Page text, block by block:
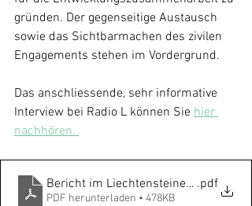
gründen. Der gegenseitige Austausch
sowie das Sichtbarmachen des zivilen
Engagements stehen im Vordergrund.
Das anschliessende, sehr informative
Interview bei Radio L können Sie hier
nachhören.
Bericht im Liechtensteiner Volksblatt
.pdf
PDF herunterladen • 478KB